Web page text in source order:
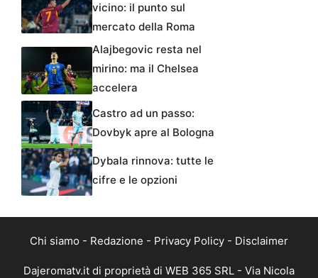
vicino: il punto sul
mercato della Roma
Alajbegovic resta nel
mirino: ma il Chelsea
accelera
Castro ad un passo:
Dovbyk apre al Bologna
Dybala rinnova: tutte le
cifre e le opzioni
Chi siamo - Redazione - Privacy Policy - Disclaimer
Dajeromatv.it di proprietà di WEB 365 SRL - Via Nicola